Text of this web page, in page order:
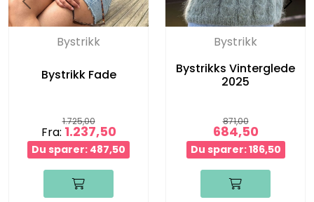
Bystrikk
Bystrikk Fade
1.725,00
Fra: 1.237,50
Du sparer: 487,50
Bystrikk
Bystrikks Vinterglede
2025
871,00
684,50
Du sparer: 186,50